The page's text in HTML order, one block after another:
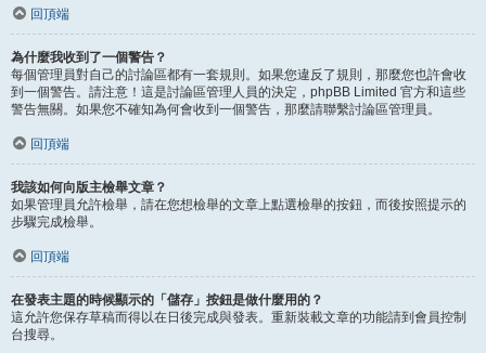
回頂端
為什麼我收到了一個警告？
每個管理員對自己的討論區都有一套規則。如果您違反了規則，那麼您也許會收
到一個警告。請注意！這是討論區管理人員的決定，phpBB Limited 官方和這些
警告無關。如果您不確知為何會收到一個警告，那麼請聯繫討論區管理員。
回頂端
我該如何向版主檢舉文章？
如果管理員允許檢舉，請在您想檢舉的文章上點選檢舉的按鈕，而後按照提示的
步驟完成檢舉。
回頂端
在發表主題的時候顯示的「儲存」按鈕是做什麼用的？
這允許您保存草稿而得以在日後完成與發表。重新裝載文章的功能請到會員控制
台搜尋。